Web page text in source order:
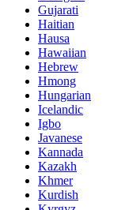
Gujarati
Haitian
Hausa
Hawaiian
Hebrew
Hmong
Hungarian
Icelandic
Igbo
Javanese
Kannada
Kazakh
Khmer
Kurdish